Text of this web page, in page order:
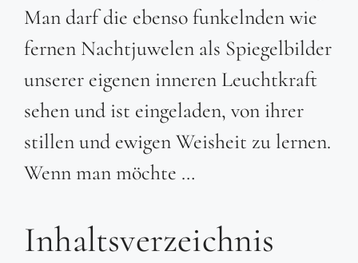
Man darf die ebenso funkelnden wie
fernen Nachtjuwelen als Spiegelbilder
unserer eigenen inneren Leuchtkraft
sehen und ist eingeladen, von ihrer
stillen und ewigen Weisheit zu lernen.
Wenn man möchte …
Inhaltsverzeichnis